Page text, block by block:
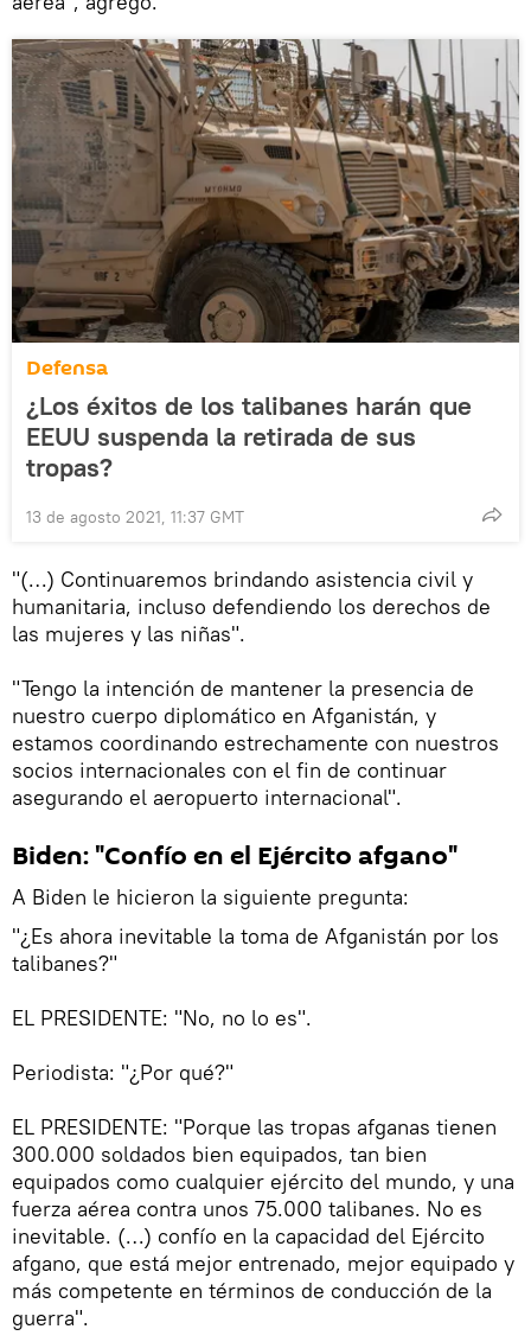
Defensa
¿Los éxitos de los talibanes harán que
EEUU suspenda la retirada de sus
tropas?
13 de agosto 2021, 11:37 GMT
"(…) Continuaremos brindando asistencia civil y
humanitaria, incluso defendiendo los derechos de
las mujeres y las niñas".
"Tengo la intención de mantener la presencia de
nuestro cuerpo diplomático en Afganistán, y
estamos coordinando estrechamente con nuestros
socios internacionales con el fin de continuar
asegurando el aeropuerto internacional".
Biden: "Confío en el Ejército afgano"
A Biden le hicieron la siguiente pregunta:
"¿Es ahora inevitable la toma de Afganistán por los
talibanes?"
EL PRESIDENTE: "No, no lo es".
Periodista: "¿Por qué?"
EL PRESIDENTE: "Porque las tropas afganas tienen
300.000 soldados bien equipados, tan bien
equipados como cualquier ejército del mundo, y una
fuerza aérea contra unos 75.000 talibanes. No es
inevitable. (…) confío en la capacidad del Ejército
afgano, que está mejor entrenado, mejor equipado y
más competente en términos de conducción de la
guerra".